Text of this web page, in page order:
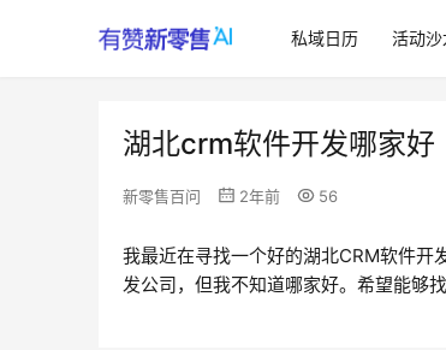
私域日历 活动沙
湖北crm软件开发哪家好
新零售百问 2年前 56
我最近在寻找一个好的湖北CRM软件开
发公司，但我不知道哪家好。希望能够